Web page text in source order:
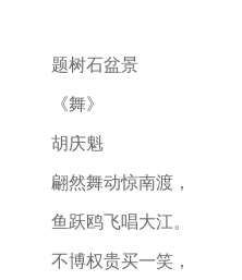
题树石盆景
《舞》
胡庆魁
翩然舞动惊南渡，
鱼跃鸥飞唱大江。
不博权贵买一笑，